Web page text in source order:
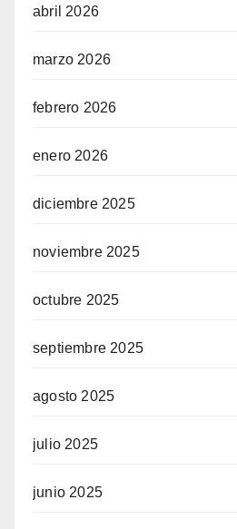
abril 2026
marzo 2026
febrero 2026
enero 2026
diciembre 2025
noviembre 2025
octubre 2025
septiembre 2025
agosto 2025
julio 2025
junio 2025